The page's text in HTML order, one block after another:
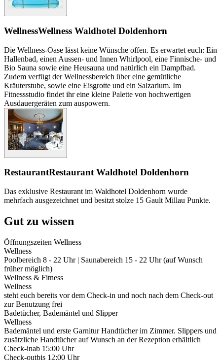
WellnessWellness Waldhotel Doldenhorn
Die Wellness-Oase lässt keine Wünsche offen. Es erwartet euch: Ein
Hallenbad, einen Aussen- und Innen Whirlpool, eine Finnische- und
Bio Sauna sowie eine Heusauna und natürlich ein Dampfbad.
Zudem verfügt der Wellnessbereich über eine gemütliche
Kräuterstube, sowie eine Eisgrotte und ein Salzarium. Im
Fitnessstudio findet ihr eine kleine Palette von hochwertigen
Ausdauergeräten zum auspowern.
RestaurantRestaurant Waldhotel Doldenhorn
Das exklusive Restaurant im Waldhotel Doldenhorn wurde
mehrfach ausgezeichnet und besitzt stolze 15 Gault Millau Punkte.
Gut zu wissen
Öffnungszeiten Wellness
Wellness
Poolbereich 8 - 22 Uhr | Saunabereich 15 - 22 Uhr (auf Wunsch
früher möglich)
Wellness & Fitness
Wellness
steht euch bereits vor dem Check-in und noch nach dem Check-out
zur Benutzung frei
Badetücher, Bademäntel und Slipper
Wellness
Bademäntel und erste Garnitur Handtücher im Zimmer. Slippers und
zusätzliche Handtücher auf Wunsch an der Rezeption erhältlich
Check-inab 15:00 Uhr
Check-outbis 12:00 Uhr